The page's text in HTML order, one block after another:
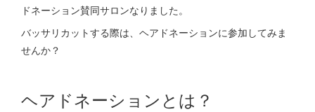
ドネーション賛同サロンなりました。
バッサリカットする際は、ヘアドネーションに参加してみま
せんか？
ヘアドネーションとは？